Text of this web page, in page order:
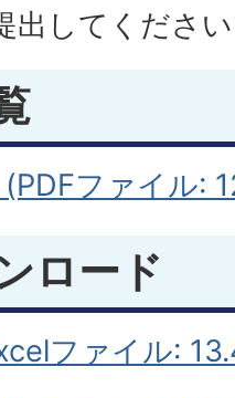
出してくださ
ファイル:
ロード
ファイル: